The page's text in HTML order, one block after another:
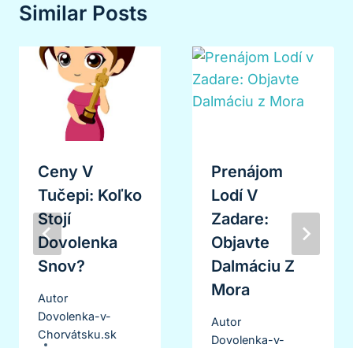
Similar Posts
Ceny V
Tučepi: Koľko
Stojí
Dovolenka
Snov?
Autor
Dovolenka-v-
Chorvátsku.sk
Prenájom
Lodí V
Zadare:
Objavte
Dalmáciu Z
Mora
Autor
Dovolenka-v-